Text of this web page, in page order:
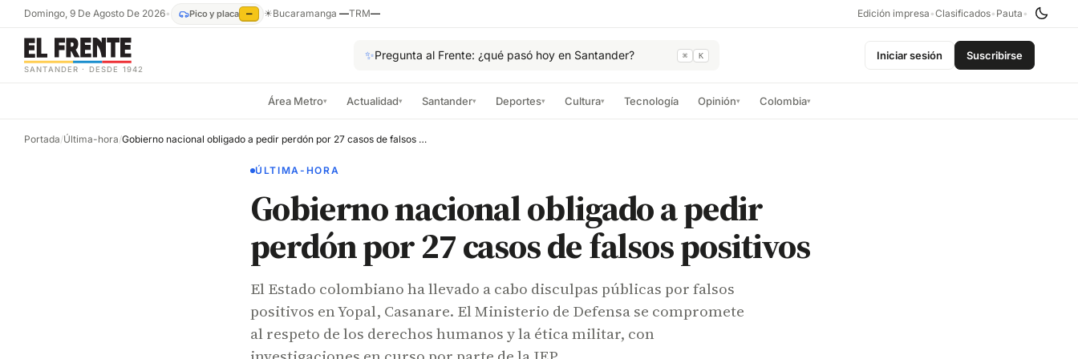
Domingo, 9 De Agosto De 2026• Pico y placa — ☀Bucaramanga—TRM— Edición impresa •Clasificados• Pauta •
SANTANDER · DESDE 1942
✨Pregunta al Frente: ¿qué pasó hoy en Santander? ⌘ K Iniciar sesión Suscribirse
Área Metro▾ Actualidad▾ Santander▾ Deportes▾ Cultura▾ Tecnología Opinión▾ Colombia▾
Portada/Última-hora/ Gobierno nacional obligado a pedir perdón por 27 casos de falsos positivos
ÚLTIMA-HORA
Gobierno nacional obligado a pedir
perdón por 27 casos de falsos positivos
El Estado colombiano ha llevado a cabo disculpas públicas por falsos
positivos en Yopal, Casanare. El Ministerio de Defensa se compromete
al respeto de los derechos humanos y la ética militar, con